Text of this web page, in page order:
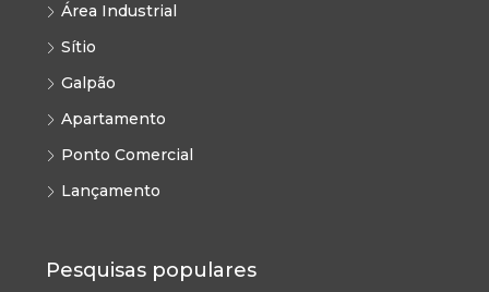
Área Industrial
Sítio
Galpão
Apartamento
Ponto Comercial
Lançamento
Pesquisas populares